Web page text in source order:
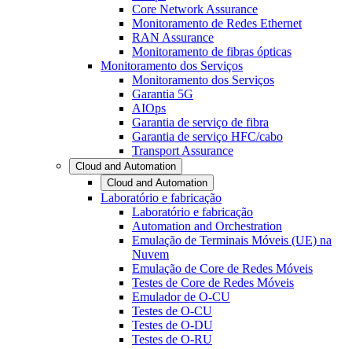
Core Network Assurance
Monitoramento de Redes Ethernet
RAN Assurance
Monitoramento de fibras ópticas
Monitoramento dos Serviços
Monitoramento dos Serviços
Garantia 5G
AIOps
Garantia de serviço de fibra
Garantia de serviço HFC/cabo
Transport Assurance
Cloud and Automation
Cloud and Automation
Laboratório e fabricação
Laboratório e fabricação
Automation and Orchestration
Emulação de Terminais Móveis (UE) na
Nuvem
Emulação de Core de Redes Móveis
Testes de Core de Redes Móveis
Emulador de O-CU
Testes de O-CU
Testes de O-DU
Testes de O-RU